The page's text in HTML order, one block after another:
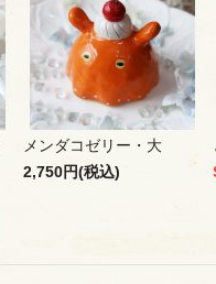
メンダコゼリー・大
2,750円(税込)